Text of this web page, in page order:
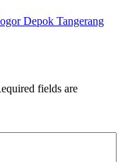
Depok Tangerang
fields are